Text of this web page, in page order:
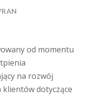
od momentu
na rozwój
dotyczące